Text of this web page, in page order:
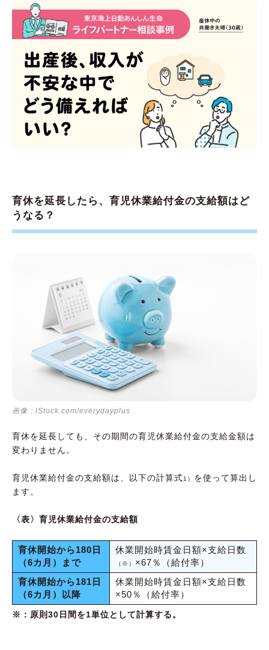
育休を延長したら、育児休業給付金の支給額はど
うなる？
画像：iStock.com/everydayplus
育休を延長しても、その期間の育児休業給付金の支給金額は
変わりません。
育児休業給付金の支給額は、以下の計算式1） を使って算出し
ます。
〈表〉育児休業給付金の支給額
育休開始から180日
（6カ月）まで
休業開始時賃金日額×支給日数
（※） ×67％（給付率）
育休開始から181日
（6カ月）以降
休業開始時賃金日額×支給日数
×50％（給付率）
※：原則30日間を1単位として計算する。